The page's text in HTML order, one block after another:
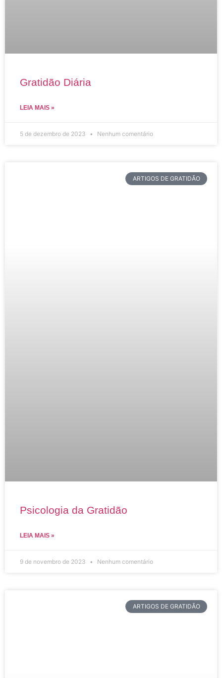
Gratidão Diária
LEIA MAIS »
5 de dezembro de 2023 Nenhum comentário
ARTIGOS DE GRATIDÃO
Psicologia da Gratidão
LEIA MAIS »
9 de novembro de 2023 Nenhum comentário
ARTIGOS DE GRATIDÃO